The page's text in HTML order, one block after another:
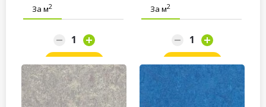
За м2
Заказать
За м2
Заказать